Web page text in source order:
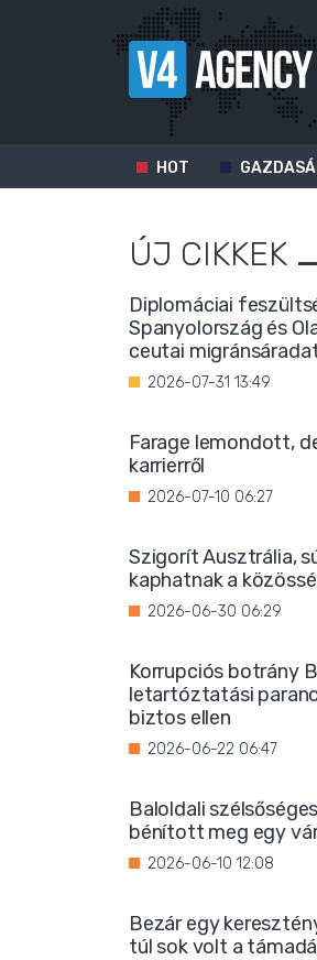
HOT
ÚJ CIKKEK
Diplomáciai
Spanyolország és
ceutai
2026-07-31 13:49
Farage lemondott,
karrierről
2026-07-10 06:27
Szigorít Ausztrália,
kaphatnak a
2026-06-30 06:29
Korrupciós botrány
letartóztatási
biztos ellen
2026-06-22 06:47
Baloldali
bénított meg egy
2026-06-10 12:08
Bezár egy
túl sok volt a